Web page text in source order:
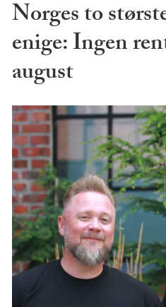
Norges to
enige: Ingen
august